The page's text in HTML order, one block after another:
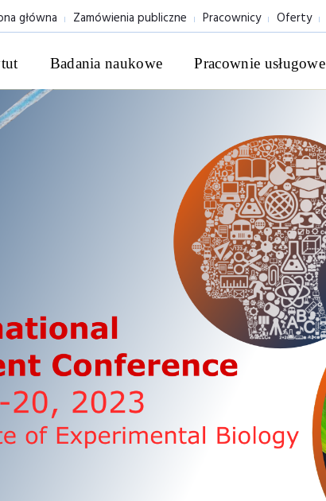
główna Zamówienia publiczne Pracownicy Oferty
Badania naukowe Pracownie usługowe